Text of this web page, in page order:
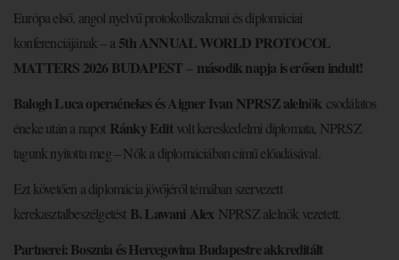
Európa első, angol nyelvű protokollszakmai és diplomáciai
konferenciájának – a 5th ANNUAL WORLD PROTOCOL
MATTERS 2026 BUDAPEST– második napja is erősen indult!
Balogh Luca operaénekes és Aigner Ivan NPRSZ alelnök csodálatos
éneke után a napot Ránky Editvolt kereskedelmi diplomata, NPRSZ
tagunk nyitotta meg – Nők a diplomáciában című előadásával.
Ezt követően a diplomácia jövőjéről témában szervezett
kerekasztalbeszélgetést B. Lawani Alex NPRSZ alelnök vezetett.
Partnerei: Bosznia és Hercegovina Budapestre akkreditált